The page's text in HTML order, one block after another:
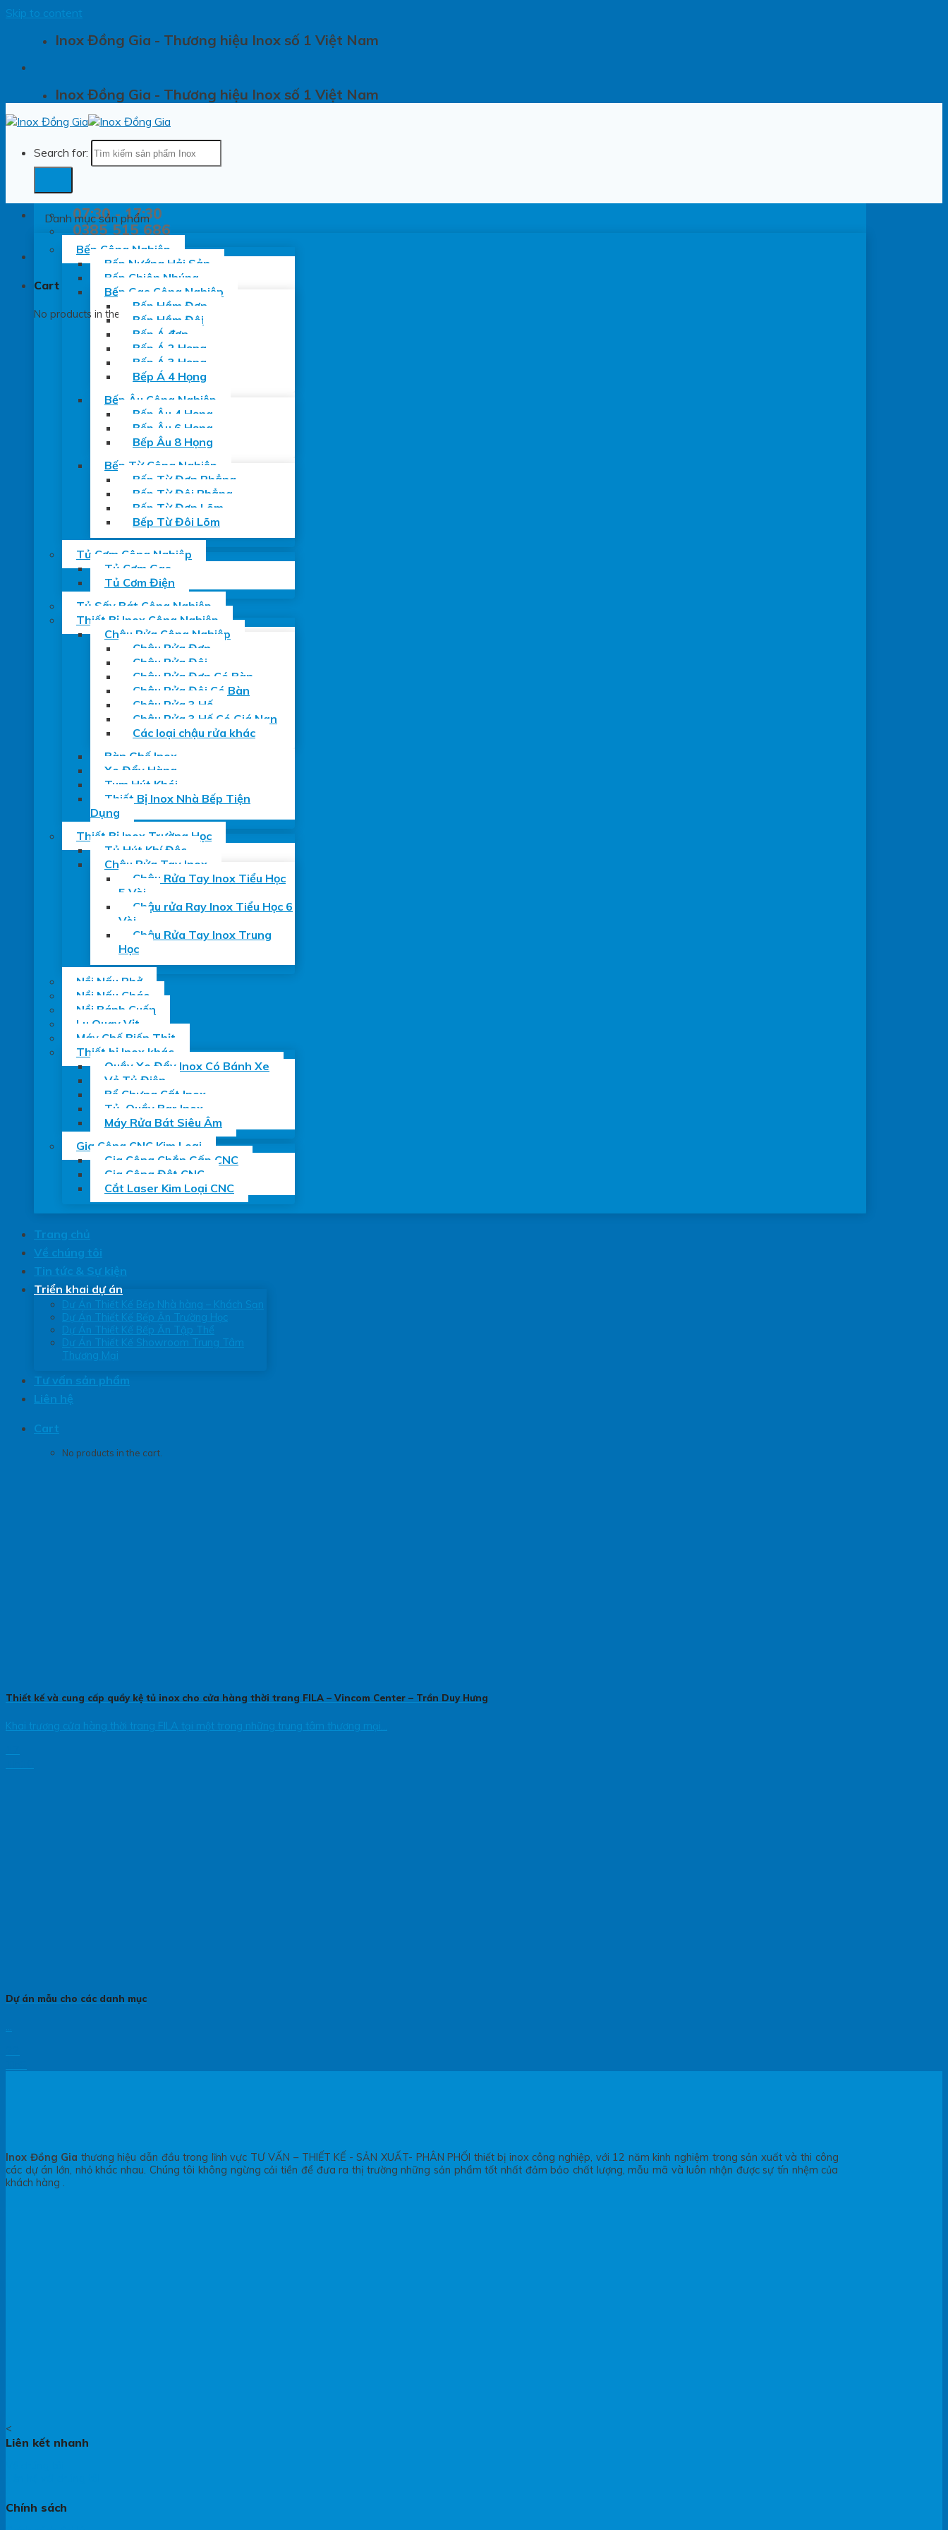
Skip to content
Inox Đồng Gia - Thương hiệu Inox số 1 Việt Nam
Inox Đồng Gia - Thương hiệu Inox số 1 Việt Nam
Search for:
07:30 - 17:30
0385 515 686
Cart
No products in the cart.
Danh mục sản phẩm
Bếp Công Nghiệp
Bếp Nướng Hải Sản
Bếp Chiên Nhúng
Bếp Gas Công Nghiệp
Bếp Hầm Đơn
Bếp Hầm Đôi
Bếp Á đơn
Bếp Á 2 Họng
Bếp Á 3 Họng
Bếp Á 4 Họng
Bếp Âu Công Nghiệp
Bếp Âu 4 Họng
Bếp Âu 6 Họng
Bếp Âu 8 Họng
Bếp Từ Công Nghiệp
Bếp Từ Đơn Phẳng
Bếp Từ Đôi Phẳng
Bếp Từ Đơn Lõm
Bếp Từ Đôi Lõm
Tủ Cơm Công Nghiệp
Tủ Cơm Gas
Tủ Cơm Điện
Tủ Sấy Bát Công Nghiệp
Thiết Bị Inox Công Nghiệp
Chậu Rửa Công Nghiệp
Chậu Rửa Đơn
Chậu Rửa Đôi
Chậu Rửa Đơn Có Bàn
Chậu Rửa Đôi Có Bàn
Chậu Rửa 3 Hố
Chậu Rửa 3 Hố Có Giá Nan
Các loại chậu rửa khác
Bàn Ghế Inox
Xe Đẩy Hàng
Tum Hút Khói
Thiết Bị Inox Nhà Bếp Tiện
Dụng
Thiết Bị Inox Trường Học
Tủ Hút Khí Độc
Chậu Rửa Tay Inox
Chậu Rửa Tay Inox Tiểu Học
5 Vòi
Chậu rửa Ray Inox Tiểu Học 6
Vòi
Chậu Rửa Tay Inox Trung
Học
Nồi Nấu Phở
Nồi Nấu Cháo
Nồi Bánh Cuốn
Lu Quay Vịt
Máy Chế Biến Thịt
Thiết bị Inox khác
Quầy Xe Đẩy Inox Có Bánh Xe
Vỏ Tủ Điện
Bể Chưng Cất Inox
Tủ, Quầy Bar Inox
Máy Rửa Bát Siêu Âm
Gia Công CNC Kim Loại
Gia Công Chắn Gấp CNC
Gia Công Đột CNC
Cắt Laser Kim Loại CNC
Trang chủ
Về chúng tôi
Tin tức & Sự kiện
Triển khai dự án
Dự Án Thiết Kế Bếp Nhà hàng – Khách Sạn
Dự Án Thiết Kế Bếp Ăn Trường Học
Dự Án Thiết Kế Bếp Ăn Tập Thể
Dự Án Thiết Kế Showroom Trung Tâm
Thương Mại
Tư vấn sản phẩm
Liên hệ
Cart
No products in the cart.
Thiết kế và cung cấp quầy kệ tủ inox cho cửa hàng thời trang FILA – Vincom Center – Trần Duy Hưng
Khai trương cửa hàng thời trang FILA tại một trong những trung tâm thương mại...
Dự án mẫu cho các danh mục
Inox Đồng Gia thương hiệu dẫn đầu trong lĩnh vực TƯ VẤN – THIẾT KẾ - SẢN XUẤT- PHÂN PHỐI thiết bị inox công nghiệp, với 12 năm kinh nghiệm trong sản xuất và thi công
các dự án lớn, nhỏ khác nhau. Chúng tôi không ngừng cải tiền để đưa ra thị trường những sản phẩm tốt nhất đảm bảo chất lượng, mẫu mã và luôn nhận được sự tín nhệm của
khách hàng .
<
Liên kết nhanh
Chính sách